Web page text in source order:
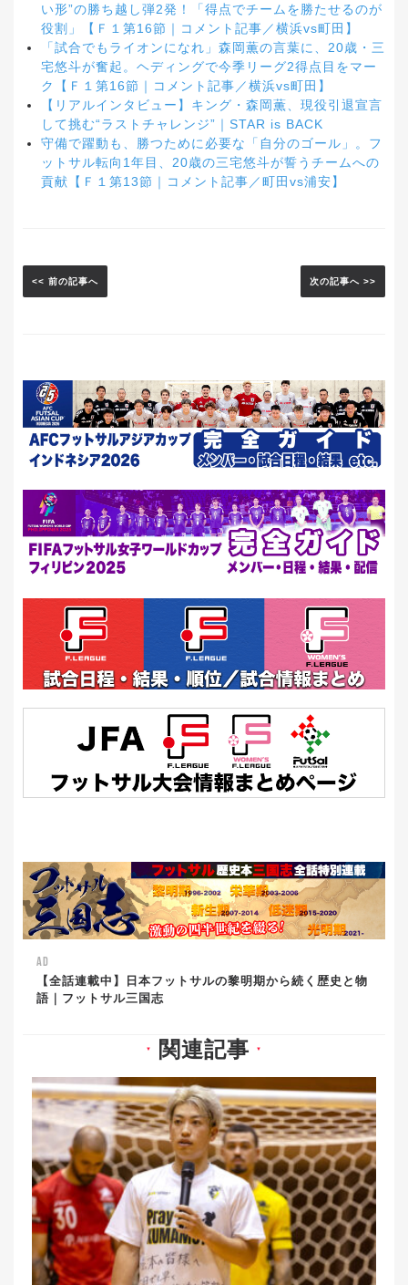
い形”の勝ち越し弾2発！「得点でチームを勝たせるのが
役割」【Ｆ１第16節｜コメント記事／横浜vs町田】
「試合でもライオンになれ」森岡薫の言葉に、20歳・三
宅悠斗が奮起。ヘディングで今季リーグ2得点目をマー
ク【Ｆ１第16節｜コメント記事／横浜vs町田】
【リアルインタビュー】キング・森岡薫、現役引退宣言
して挑む“ラストチャレンジ”｜STAR is BACK
守備で躍動も、勝つために必要な「自分のゴール」。フ
ットサル転向1年目、20歳の三宅悠斗が誓うチームへの
貢献【Ｆ１第13節｜コメント記事／町田vs浦安】
<< 前の記事へ 次の記事へ >>
AD
【全話連載中】日本フットサルの黎明期から続く歴史と物
語｜フットサル三国志
▼ 関連記事 ▼